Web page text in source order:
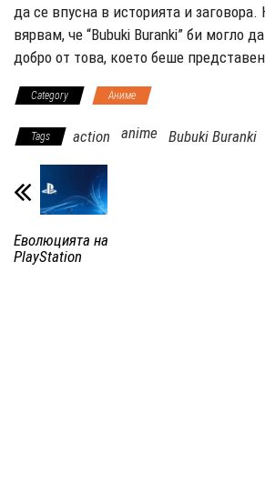
да се впусна в историята и заговора.
вярвам, че “Bubuki Buranki” би могло
добро от това, което беше
Category Аниме
Tags action anime Bubuki Buranki
Еволюцията на
PlayStation